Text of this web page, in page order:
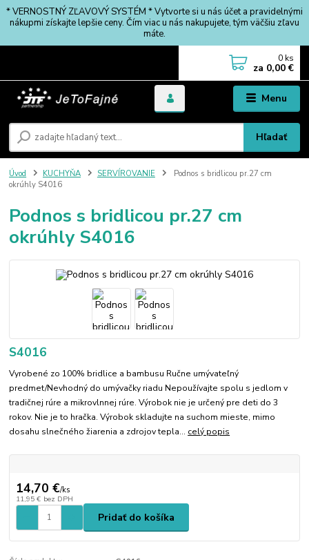
* VERNOSTNÝ ZĽAVOVÝ SYSTÉM * Vytvorte si u nás účet a pravidelnými
nákupmi získajte lepšie ceny. Čím viac u nás nakupujete, tým väčšiu zľavu
máte.
Menu
Hľadať
0 ks
za 0,00 €
Úvod KUCHYŇA SERVÍROVANIE
Podnos s bridlicou pr.27 cm
okrúhly S4016
Podnos s bridlicou pr.27 cm
okrúhly S4016
S4016
Vyrobené zo 100% bridlice a bambusu Ručne umývateľný
predmet/Nevhodný do umývačky riadu Nepoužívajte spolu s jedlom v
tradičnej rúre a mikrovlnnej rúre. Výrobok nie je určený pre deti do 3
rokov. Nie je to hračka. Výrobok skladujte na suchom mieste, mimo
dosahu slnečného žiarenia a zdrojov tepla... celý popis
14,70 €/ks
11,95 € bez DPH
Pridať do košíka